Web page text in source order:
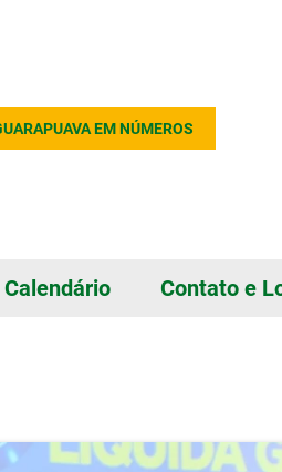
EM NÚMEROS
Calendário Contato e